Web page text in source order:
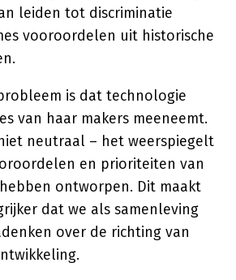
leiden tot discriminatie
vooroordelen uit historische
is dat technologie
van haar makers meeneemt.
neutraal – het weerspiegelt
en prioriteiten van
ontworpen. Dit maakt
dat we als samenleving
over de richting van